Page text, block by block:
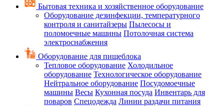
Бытовая техника и хозяйственное оборудование
Оборудование дезинфекции, температурного
контроля и санитайзеры Пылесосы и
поломоечные машины Потолочная система
электроснабжения
Оборудование для пищеблока
Тепловое оборудование Холодильное
оборудование Технологическое оборудование
Нейтральное оборудование Посудомоечные
машины Весы Кухонная посуда Инвентарь для
поваров Спецодежда Линии раздачи питания